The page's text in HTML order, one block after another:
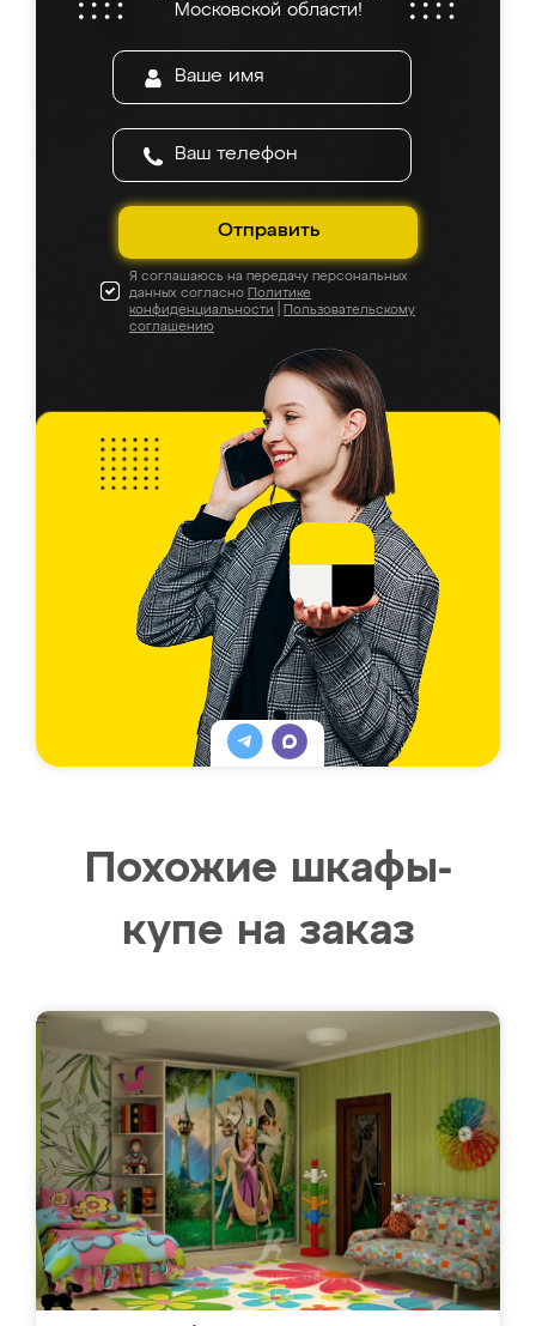
Московской области!
Отправить
Я соглашаюсь на передачу персональных
данных согласно Политике
конфиденциальности
Пользовательскому
соглашению
Похожие шкафы-
купе на заказ